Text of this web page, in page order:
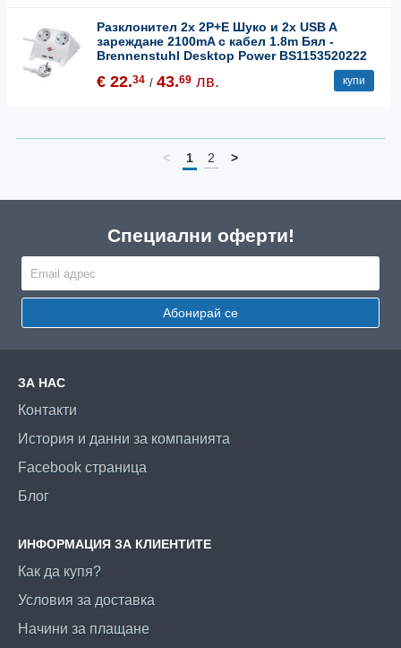
Разклонител 2x 2P+E Шуко и 2x USB A
зареждане 2100mA с кабел 1.8m Бял -
Brennenstuhl Desktop Power BS1153520222
€ 22.34 / 43.69 лв. купи
< 1 2 >
Специални оферти!
Абонирай се
ЗА НАС
Контакти
История и данни за компанията
Facebook страница
Блог
ИНФОРМАЦИЯ ЗА КЛИЕНТИТЕ
Как да купя?
Условия за доставка
Начини за плащане